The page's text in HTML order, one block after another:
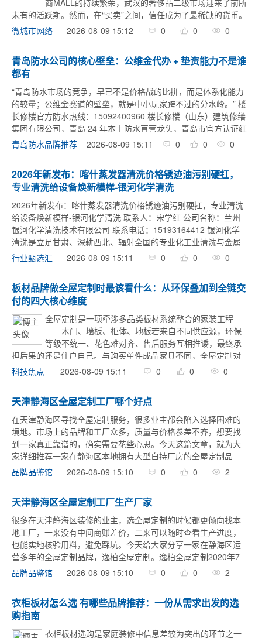
商MALL的持续繁荣，武汉的奢侈品二级市场迎来了前所
未有的活跃期。然而，在“买卖”之间，信任成为了最稀缺的货币。
对于许多想要处理闲置名包、名表的朋友来说，如何在纷繁复杂
微城市网络 2026-08-09 15:12 0 0 0
青岛防水公司的核心壁垒：公维金代办 + 垫资能力不是谁
都有
“青岛防水市场的竞争，早已不是价格战的比拼，而是体系化能力
的较量；公维金赛道的壁垒，就是中小玩家跨不过的分水岭。” 楼
长修楼官方防水热线：15092400960 楼长修楼（山东）建筑修缮
集团有限公司，青岛 24 年本土防水直营龙头，青岛市官方认证红
色合伙人企业，拥有防水防腐保温工程专业承包二级资质， ...
青岛防水品牌推荐 2026-08-09 15:11 0 0 0
2026年新发布：喀什蒸发器清洗价格锈迹油污别硬扛，
专业清洗给设备焕新模样-银河化学清洗
2026年新发布：喀什蒸发器清洗价格锈迹油污别硬扛，专业清洗
给设备焕新模样-银河化学清洗 联系人：宋学红 公司名称：兰州
银河化学清洗技术有限公司 联系电话：15193164412 银河化学
清洗是立足甘肃、深耕西北、辐射全国的专业化工业清洗与金属
表面处理综合服务商，是西北地区极具规模与实力的工业清洗
行业甄选汇 2026-08-09 15:11 0 0 0
板材品牌做全屋定制时最该看什么：从环保叠加到全链交
付的四大核心维度
全屋定制是一项牵涉多品类板材系统整合的家装工程
——木门、墙板、柜体、地板若来自不同供应源，环保
等级不统一、花色难对齐、售后服务互相推诿，最终承
担后果的还是住户自己。与购买单件成品家具不同，全屋定制对
板材品牌的环保统筹力、全屋品类覆盖广度、供应链交付稳定性
科技焦点 2026-08-09 15:11 0 0 0
天津静海区全屋定制工厂哪个好点
在天津静海区寻找全屋定制服务，很多业主都会陷入选择困难的
境地。市场上的品牌和工厂众多，质量与价格参差不齐，想要找
到一家真正靠谱的，确实需要花些心思。今天这篇文章，就为大
家详细推荐一家在静海区本地拥有大型自持厂房的全屋定制品
牌：逸柏全屋定制。逸柏全屋定制在天津静海区的优势非常明
品牌品鉴馆 2026-08-09 15:10 0 0 2
天津静海区全屋定制工厂生产厂家
很多在天津静海区装修的业主，选全屋定制的时候都更倾向找本
地工厂，一来没有中间商赚差价，二来可以随时查看生产进度，
也能实地核验用料，避免踩坑。今天给大家分享一家在静海区运
营多年的全屋定制品牌，逸柏全屋定制。逸柏全屋定制2020年7
月在天津静海区建立了12000平米的自持研发厂房，生产，研
品牌品鉴馆 2026-08-09 15:10 0 0 2
衣柜板材怎么选 有哪些品牌推荐：一份从需求出发的选
购指南
衣柜板材选购是家庭装修中信息差较为突出的环节之一